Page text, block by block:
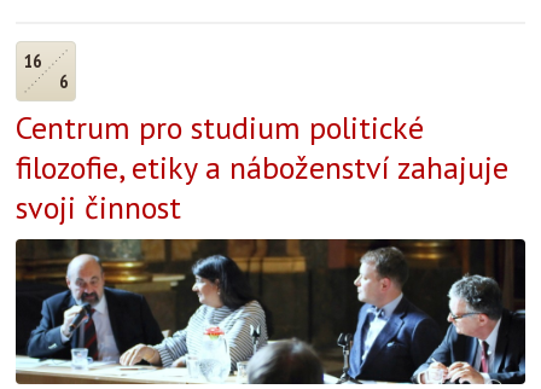
16
6
Centrum pro studium politické
filozofie, etiky a náboženství zahajuje
svoji činnost